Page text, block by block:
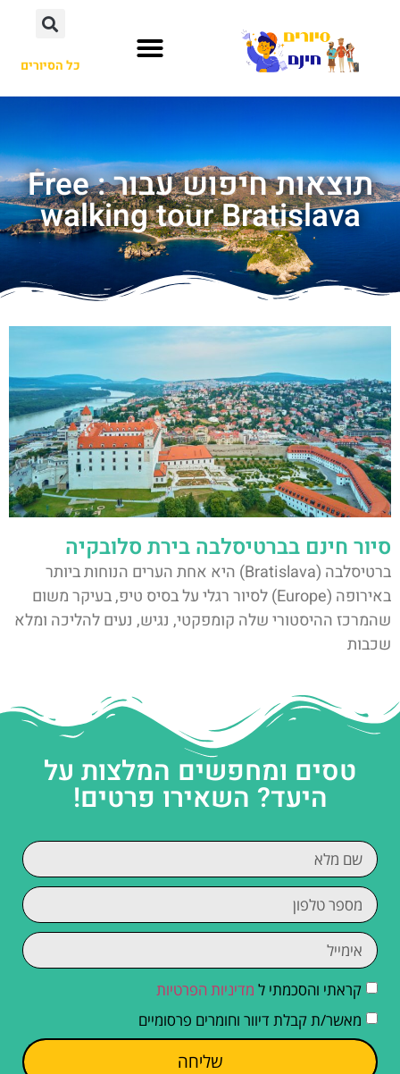
כל הסיורים
תוצאות חיפוש עבור : Free
walking tour Bratislava
סיור חינם בברטיסלבה בירת סלובקיה
ברטיסלבה (Bratislava) היא אחת הערים הנוחות ביותר
באירופה (Europe) לסיור רגלי על בסיס טיפ, בעיקר משום
שהמרכז ההיסטורי שלה קומפקטי, נגיש, נעים להליכה ומלא
שכבות
טסים ומחפשים המלצות על
היעד? השאירו פרטים!
קראתי והסכמתי ל מדיניות הפרטיות
מאשר/ת קבלת דיוור וחומרים פרסומיים
שליחה